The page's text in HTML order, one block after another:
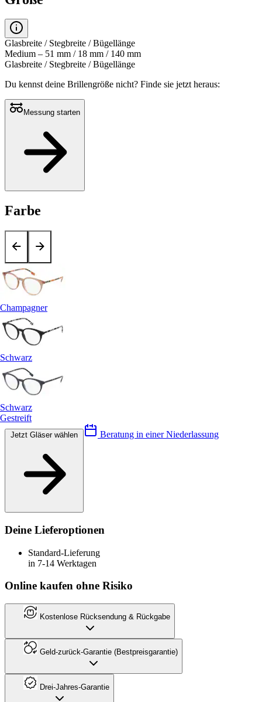
Glasbreite / Stegbreite / Bügellänge
Medium – 51 mm / 18 mm / 140 mm
Glasbreite / Stegbreite / Bügellänge
Du kennst deine Brillengröße nicht? Finde sie jetzt heraus:
Messung starten
Farbe
Champagner
Schwarz
Schwarz
Gestreift
Beratung in einer Niederlassung
Deine Lieferoptionen
Standard-Lieferung
in 7-14 Werktagen
Online kaufen ohne Risiko
Kostenlose Rücksendung & Rückgabe
Geld-zurück-Garantie (Bestpreisgarantie)
Drei-Jahres-Garantie